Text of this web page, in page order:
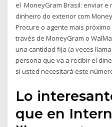
el MoneyGram Brasil: enviar e
dinheiro do exterior com
Procure o agente mais
través de MoneyGram o
una cantidad fija (a veces
persona que va a recibir el
si usted necesitará este
Lo
que en